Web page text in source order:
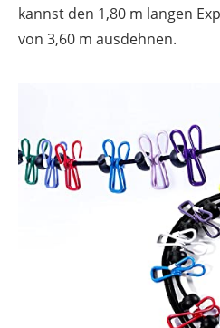
kannst den 1,80 m langen
von 3,60 m ausdehnen.